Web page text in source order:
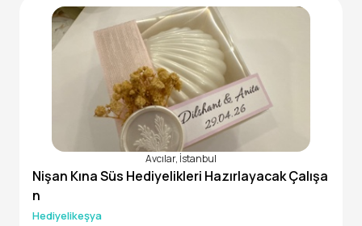
Avcılar, İstanbul
Nişan Kına Süs Hediyelikleri Hazırlayacak Çalışa
n
Hediyelikeşya